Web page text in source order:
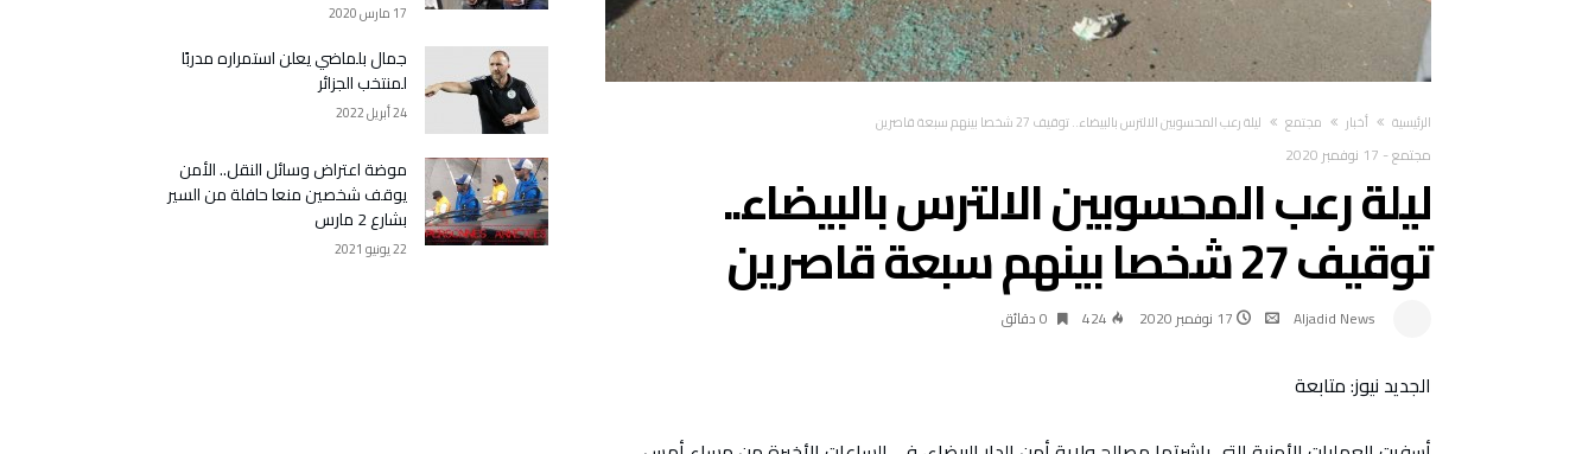
‫الرئيسية‬ أخبار مجتمع ليلة رعب المحسوبين الالترس بالبيضاء.. توقيف 27 شخصا بينهم سبعة قاصرين
مجتمع- 17 نوفمبر 2020
ليلة رعب المحسوبين الالترس بالبيضاء..
توقيف 27 شخصا بينهم سبعة قاصرين
Aljadid News 17 نوفمبر 2020 424 0 ‫دقائق‬
الجديد نيوز: متابعة
17 مارس 2020
جمال بلماضي يعلن استمراره مدربًا
لمنتخب الجزائر
24 أبريل 2022
موضة اعتراض وسائل النقل.. الأمن
يوقف شخصين منعا حافلة من السير
بشارع 2 مارس
22 يونيو 2021